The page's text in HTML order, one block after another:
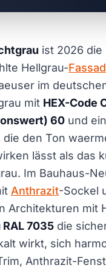
ist 2026 die
Hellgrau-
im
mit HEX-Code
60 und
die den Ton
lässt als das
Im Bauhaus-
Anthrazit-Sockel
Architekturen mit
7035 die
wirkt, sich
Anthrazit-